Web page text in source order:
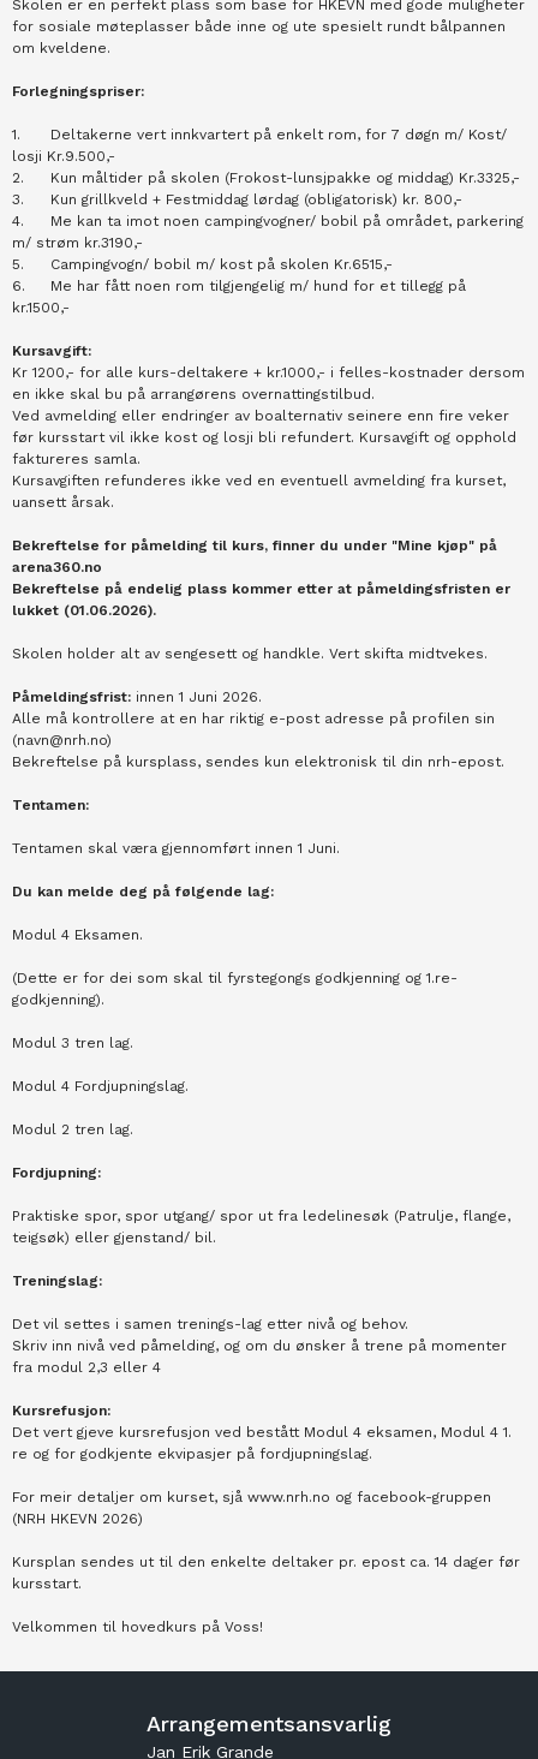
Skolen er en perfekt plass som base for HKEVN med gode muligheter
for sosiale møteplasser både inne og ute spesielt rundt bålpannen
om kveldene.
Forlegningspriser:
1.
Deltakerne vert innkvartert på enkelt rom, for 7 døgn m/ Kost/
losji Kr.9.500,-
2.
Kun måltider på skolen (Frokost-lunsjpakke og middag) Kr.3325,-
3.
Kun grillkveld + Festmiddag lørdag (obligatorisk) kr. 800,-
4.
Me kan ta imot noen campingvogner/ bobil på området, parkering
m/ strøm kr.3190,-
5.
Campingvogn/ bobil m/ kost på skolen Kr.6515,-
6.
Me har fått noen rom tilgjengelig m/ hund for et tillegg på
kr.1500,-
Kursavgift:
Kr 1200,- for alle kurs-deltakere + kr.1000,- i felles-kostnader dersom
en ikke skal bu på arrangørens overnattingstilbud.
Ved avmelding eller endringer av boalternativ seinere enn fire veker
før kursstart vil ikke kost og losji bli refundert. Kursavgift og opphold
faktureres samla.
Kursavgiften refunderes ikke ved en eventuell avmelding fra kurset,
uansett årsak.
Bekreftelse for påmelding til kurs, finner du under "Mine kjøp" på
arena360.no
Bekreftelse på endelig plass kommer etter at påmeldingsfristen er
lukket (01.06.2026).
Skolen holder alt av sengesett og handkle. Vert skifta midtvekes.
Påmeldingsfrist: innen 1 Juni 2026.
Alle må kontrollere at en har riktig e-post adresse på profilen sin
(navn@nrh.no)
Bekreftelse på kursplass, sendes kun elektronisk til din nrh-epost.
Tentamen:
Tentamen skal væra gjennomført innen 1 Juni.
Du kan melde deg på følgende lag:
Modul 4 Eksamen.
(Dette er for dei som skal til fyrstegongs godkjenning og 1.re-
godkjenning).
Modul 3 tren lag.
Modul 4 Fordjupningslag.
Modul 2 tren lag.
Fordjupning:
Praktiske spor, spor utgang/ spor ut fra ledelinesøk (Patrulje, flange,
teigsøk) eller gjenstand/ bil.
Treningslag:
Det vil settes i samen trenings-lag etter nivå og behov.
Skriv inn nivå ved påmelding, og om du ønsker å trene på momenter
fra modul 2,3 eller 4
Kursrefusjon:
Det vert gjeve kursrefusjon ved bestått Modul 4 eksamen, Modul 4 1.
re og for godkjente ekvipasjer på fordjupningslag.
For meir detaljer om kurset, sjå www.nrh.no og facebook-gruppen
(NRH HKEVN 2026)
Kursplan sendes ut til den enkelte deltaker pr. epost ca. 14 dager før
kursstart.
Velkommen til hovedkurs på Voss!
Arrangementsansvarlig
Jan Erik Grande